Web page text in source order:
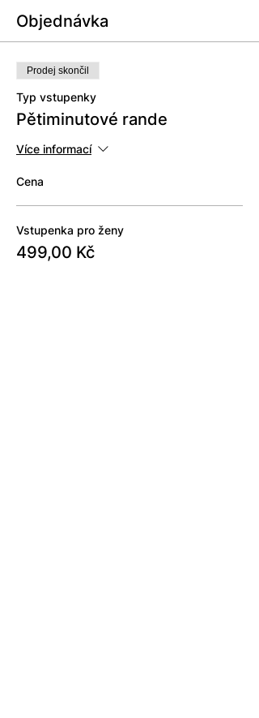
Objednávka
Prodej skončil
Typ vstupenky
Pětiminutové rande
Více informací
Cena
Vstupenka pro ženy
499,00 Kč